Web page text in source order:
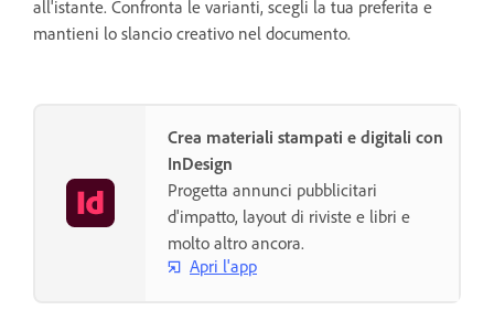
all'istante. Confronta le varianti, scegli la tua preferita e
mantieni lo slancio creativo nel documento.
Crea materiali stampati e digitali con
InDesign
Progetta annunci pubblicitari
d'impatto, layout di riviste e libri e
molto altro ancora.
Apri l'app